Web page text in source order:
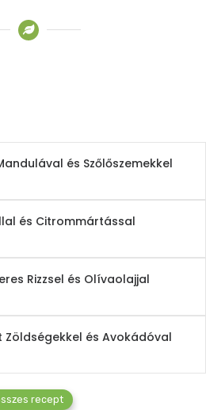
és Szőlőszemekkel
és Citrommártással
Rizzsel és Olívaolajjal
és Avokádóval
recept